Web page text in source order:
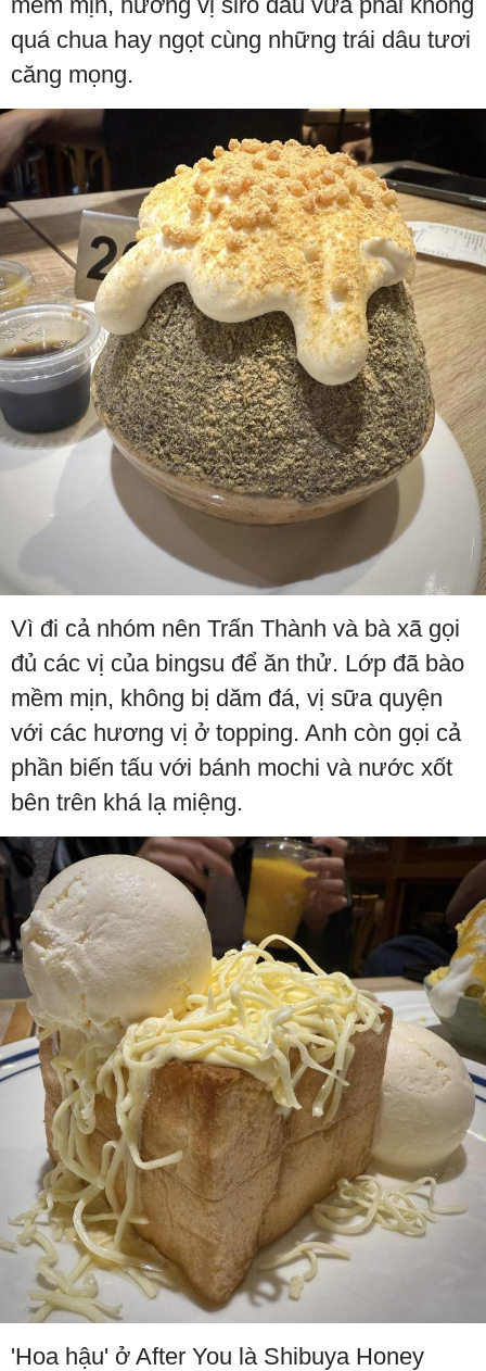
quá chua hay ngọt cùng những trái dâu tươi
căng mọng.
Vì đi cả nhóm nên Trấn Thành và bà xã gọi
đủ các vị của bingsu để ăn thử. Lớp đã bào
mềm mịn, không bị dăm đá, vị sữa quyện
với các hương vị ở topping. Anh còn gọi cả
phần biến tấu với bánh mochi và nước xốt
bên trên khá lạ miệng.
'Hoa hậu' ở After You là Shibuya Honey